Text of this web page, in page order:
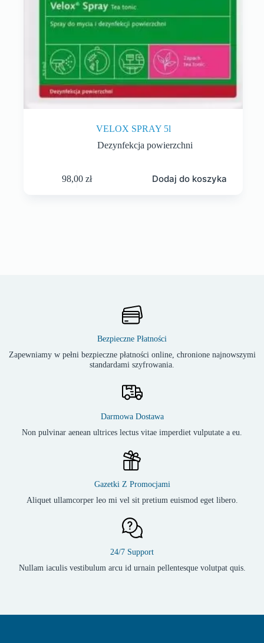
VELOX SPRAY 5l
Dezynfekcja powierzchni
98,00zł Dodaj do koszyka
Bezpieczne Płatności
Zapewniamy w pełni bezpieczne płatności online, chronione najnowszymi
standardami szyfrowania.
Darmowa Dostawa
Non pulvinar aenean ultrices lectus vitae imperdiet vulputate a eu.
Gazetki Z Promocjami
Aliquet ullamcorper leo mi vel sit pretium euismod eget libero.
24/7 Support
Nullam iaculis vestibulum arcu id urnain pellentesque volutpat quis.